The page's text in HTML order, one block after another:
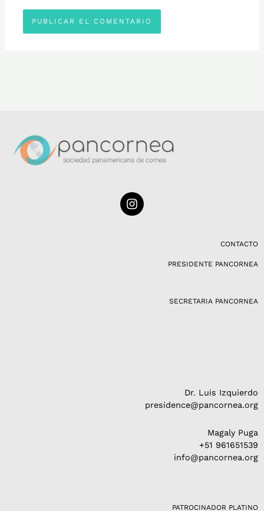
I
n
CONTACTO
PRESIDENTE PANCORNEA
SECRETARIA PANCORNEA
Dr. Luis Izquierdo
presidence@pancornea.org
Magaly Puga
+51 961651539
info@pancornea.org
PATROCINADOR PLATINO